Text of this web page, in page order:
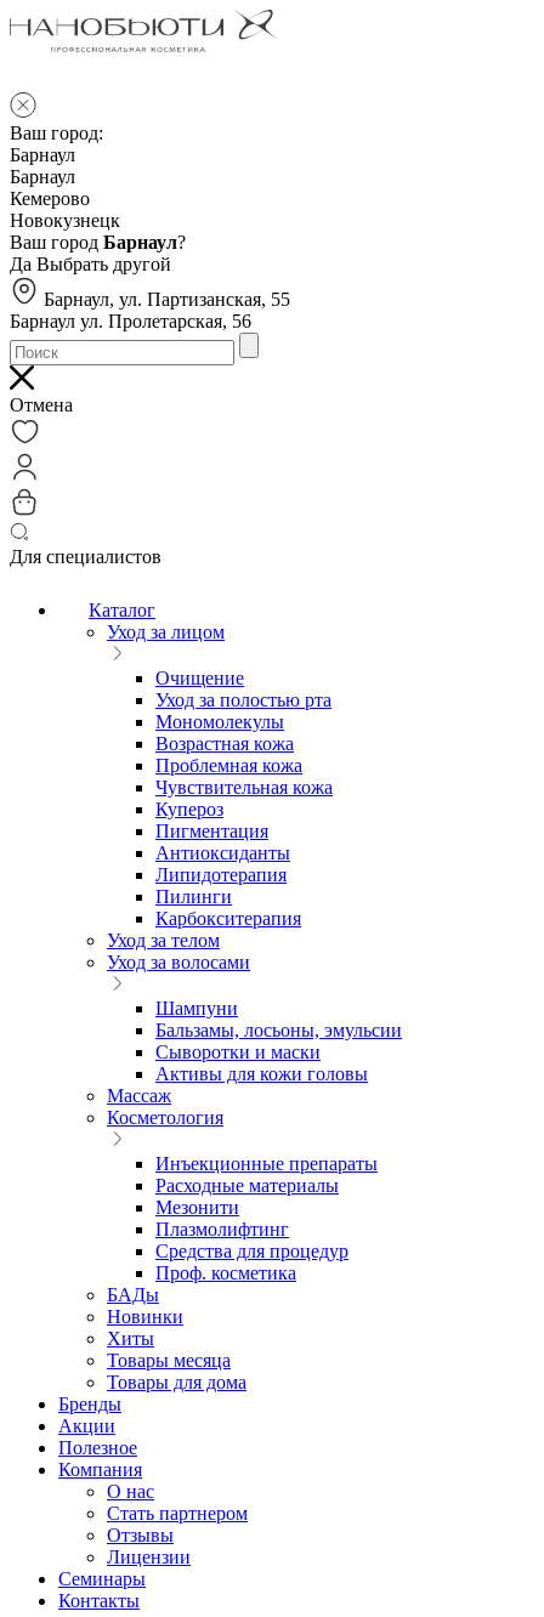
Ваш город:
Барнаул
Барнаул
Кемерово
Новокузнецк
Ваш город Барнаул?
Да Выбрать другой
Барнаул, ул. Партизанская, 55
Барнаул ул. Пролетарская, 56
Отмена
Для специалистов
Каталог
Уход за лицом
Очищение
Уход за полостью рта
Мономолекулы
Возрастная кожа
Проблемная кожа
Чувствительная кожа
Купероз
Пигментация
Антиоксиданты
Липидотерапия
Пилинги
Карбокситерапия
Уход за телом
Уход за волосами
Шампуни
Бальзамы, лосьоны, эмульсии
Сыворотки и маски
Активы для кожи головы
Массаж
Косметология
Инъекционные препараты
Расходные материалы
Мезонити
Плазмолифтинг
Средства для процедур
Проф. косметика
БАДы
Новинки
Хиты
Товары месяца
Товары для дома
Бренды
Акции
Полезное
Компания
О нас
Стать партнером
Отзывы
Лицензии
Семинары
Контакты